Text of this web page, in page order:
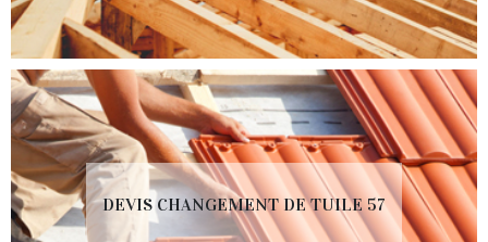
DEVIS CHANGEMENT DE TUILE 57